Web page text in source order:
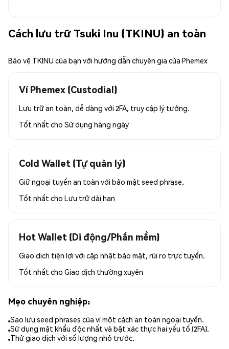
Cách lưu trữ Tsuki Inu (TKINU) an toàn
Bảo vệ TKINU của bạn với hướng dẫn chuyên gia của Phemex
Ví Phemex (Custodial)
Lưu trữ an toàn, dễ dàng với 2FA, truy cập lý tưởng.
Tốt nhất cho Sử dụng hàng ngày
Cold Wallet (Tự quản lý)
Giữ ngoại tuyến an toàn với bảo mật seed phrase.
Tốt nhất cho Lưu trữ dài hạn
Hot Wallet (Di động/Phần mềm)
Giao dịch tiện lợi với cập nhật bảo mật, rủi ro trực tuyến.
Tốt nhất cho Giao dịch thường xuyên
Mẹo chuyên nghiệp:
Sao lưu seed phrases của ví một cách an toàn ngoại tuyến.
Sử dụng mật khẩu độc nhất và bật xác thực hai yếu tố (2FA).
Thử giao dịch với số lượng nhỏ trước.